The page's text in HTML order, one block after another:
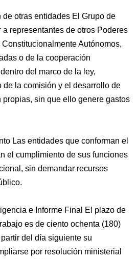
otras entidades El Grupo de
representantes de otros Poderes
Autónomos,
o de la cooperación
del marco de la ley,
de la comisión y el desarrollo de
propias, sin que ello genere gastos
Las entidades que conforman el
el cumplimiento de sus funciones
sin demandar recursos
e Informe Final El plazo de
es de ciento ochenta (180)
del día siguiente su
por resolución ministerial